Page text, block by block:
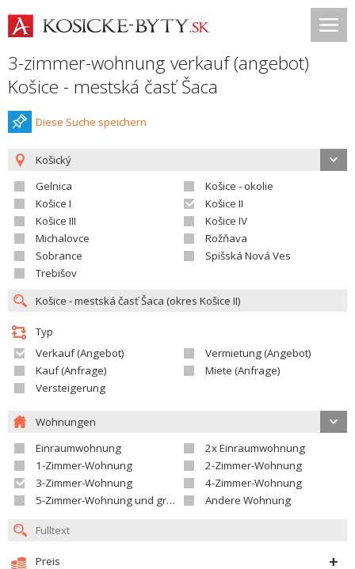
3-zimmer-wohnung verkauf (angebot)
Košice - mestská časť Šaca
Diese Suche speichern
Košický
Gelnica
Košice - okolie
Košice I
Košice II
Košice III
Košice IV
Michalovce
Rožňava
Sobrance
Spišská Nová Ves
Trebišov
Typ
Verkauf (Angebot)
Vermietung (Angebot)
Kauf (Anfrage)
Miete (Anfrage)
Versteigerung
Wohnungen
Einraumwohnung
2x Einraumwohnung
1-Zimmer-Wohnung
2-Zimmer-Wohnung
3-Zimmer-Wohnung
4-Zimmer-Wohnung
5-Zimmer-Wohnung und größer
Andere Wohnung
Preis